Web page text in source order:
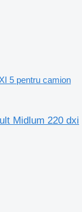
5 pentru camion
Midlum 220 dxi